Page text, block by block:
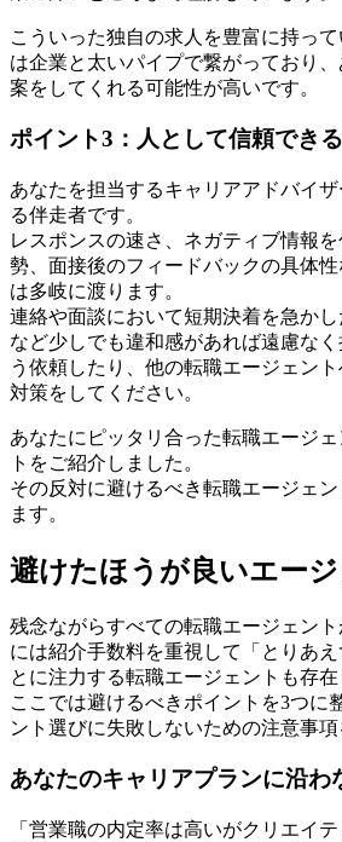
こういった独自の求人を豊富に持っ
は企業と太いパイプで繋がっており
案をしてくれる可能性が高いです。
ポイント3：人として信頼できる
あなたを担当するキャリアアドバイ
る伴走者です。
レスポンスの速さ、ネガティブ情報
勢、面接後のフィードバックの具体
は多岐に渡ります。
連絡や面談において短期決着を急か
など少しでも違和感があれば遠慮な
う依頼したり、他の転職エージェン
対策をしてください。
あなたにピッタリ合った転職エージ
トをご紹介しました。
その反対に避けるべき転職エージェ
ます。
避けたほうが良いエー
残念ながらすべての転職エージェン
には紹介手数料を重視して「とりあ
とに注力する転職エージェントも存在
ここでは避けるべきポイントを3つに
ント選びに失敗しないための注意事項
あなたのキャリアプランに沿わ
「営業職の内定率は高いがクリエイ